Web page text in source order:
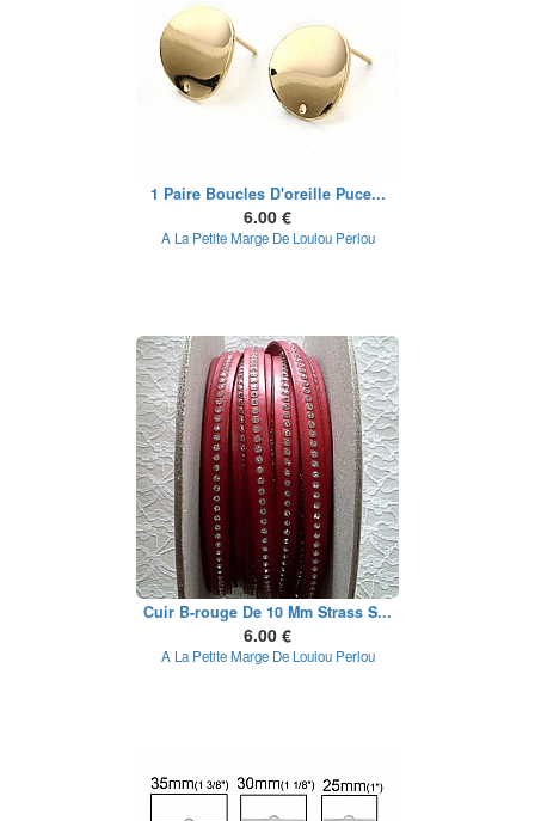
1 Paire Boucles D'oreille Puce...
6.00 €
A La Petite Marge De Loulou Perlou
Cuir B-rouge De 10 Mm Strass S...
6.00 €
A La Petite Marge De Loulou Perlou